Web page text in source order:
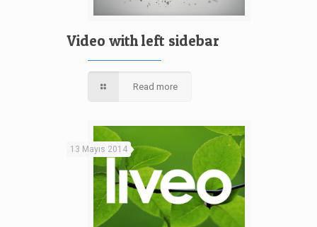
Video with left sidebar
Read more
13 Mayıs 2014